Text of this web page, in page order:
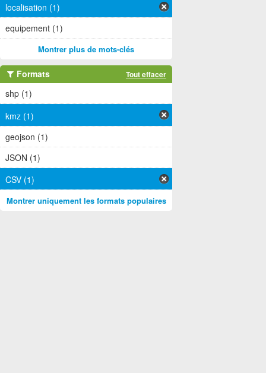
localisation (1)
equipement (1)
Montrer plus de mots-clés
Formats Tout effacer
shp (1)
kmz (1)
geojson (1)
JSON (1)
CSV (1)
Montrer uniquement les formats populaires